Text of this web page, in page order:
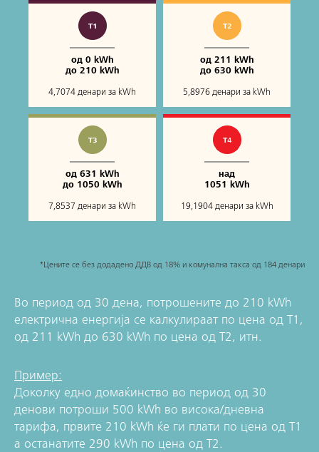
од 0 kWh
до 210 kWh
4,7074 денари за kWh
од 211 kWh
до 630 kWh
5,8976 денари за kWh
од 631 kWh
до 1050 kWh
7,8537 денари за kWh
над
1051 kWh
19,1904 денари за kWh
*Цените се без додадено ДДВ од 18% и комунална такса од 184 денари
Во период од 30 дена, потрошените до 210 kWh
електрична енергија се калкулираат по цена од Т1,
од 211 kWh до 630 kWh по цена од Т2, итн.
Пример:
Доколку едно домаќинство во период од 30
денови потроши 500 kWh во висока/дневна
тарифа, првите 210 kWh ќе ги плати по цена од Т1
а останатите 290 kWh по цена од Т2.